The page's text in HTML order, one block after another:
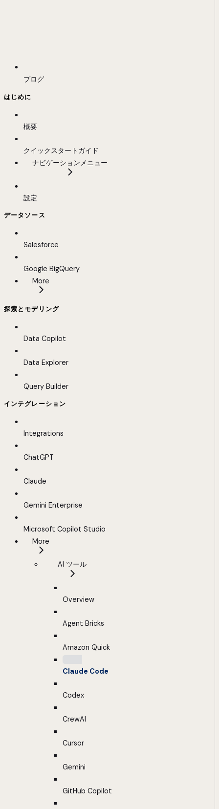
ブログ
はじめに
概要
クイックスタートガイド
ナビゲーションメニュー
設定
データソース
Salesforce
Google BigQuery
More
探索とモデリング
Data Copilot
Data Explorer
Query Builder
インテグレーション
Integrations
ChatGPT
Claude
Gemini Enterprise
Microsoft Copilot Studio
More
AI ツール
Overview
Agent Bricks
Amazon Quick
Claude Code
Codex
CrewAI
Cursor
Gemini
GitHub Copilot